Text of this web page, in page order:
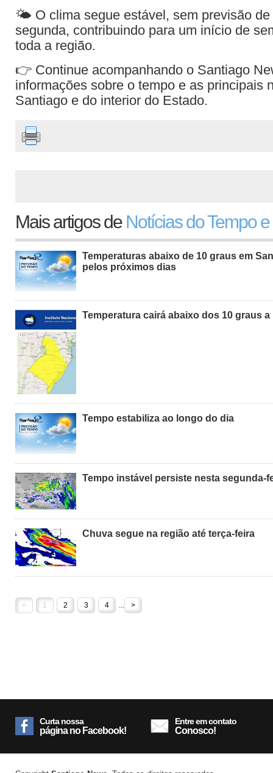
🌤️ O clima segue estável, sem previsão de
segunda, contribuindo para um início de
toda a região.
👉 Continue acompanhando o Santiago
informações sobre o tempo e as principais
Santiago e do interior do Estado.
Mais artigos de Notícias do Tempo
Temperaturas abaixo de 10 graus em
pelos próximos dias
Temperatura cairá abaixo dos 10 graus
Tempo estabiliza ao longo do dia
Tempo instável persiste nesta segunda-
Chuva segue na região até terça-feira
< 1 2 3 4 ... >
Curta nossa
página no Facebook!
Entre em contato
Conosco!